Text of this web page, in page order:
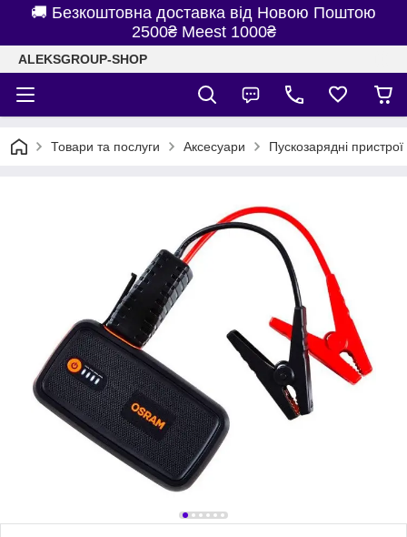
🚚 Безкоштовна доставка від Новою Поштою
2500₴ Meest 1000₴
ALEKSGROUP-SHOP
Товари та послуги Аксесуари Пускозарядні пристрої